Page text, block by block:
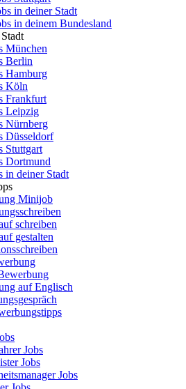
in deiner Stadt
in deinem Bundesland
München
Berlin
Hamburg
Köln
Frankfurt
Leipzig
Nürnberg
Düsseldorf
Stuttgart
Dortmund
in deiner Stadt
Minijob
schreiben
gestalten
auf Englisch
Jobs
Jobs
Jobs